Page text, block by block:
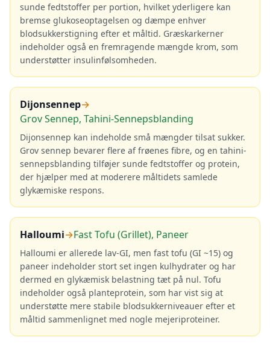
sunde fedtstoffer per portion, hvilket yderligere kan
bremse glukoseoptagelsen og dæmpe enhver
blodsukkerstigning efter et måltid. Græskarkerner
indeholder også en fremragende mængde krom, som
understøtter insulinfølsomheden.
Dijonsennep→
Grov Sennep, Tahini-Sennepsblanding
Dijonsennep kan indeholde små mængder tilsat sukker.
Grov sennep bevarer flere af frøenes fibre, og en tahini-
sennepsblanding tilføjer sunde fedtstoffer og protein,
der hjælper med at moderere måltidets samlede
glykæmiske respons.
Halloumi→Fast Tofu (Grillet), Paneer
Halloumi er allerede lav-GI, men fast tofu (GI ~15) og
paneer indeholder stort set ingen kulhydrater og har
dermed en glykæmisk belastning tæt på nul. Tofu
indeholder også planteprotein, som har vist sig at
understøtte mere stabile blodsukkerniveauer efter et
måltid sammenlignet med nogle mejeriproteiner.